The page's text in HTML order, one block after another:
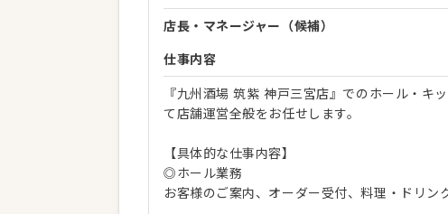
店長・マネージャー（候補）
仕事内容
『九州酒場 筑紫 神戸三宮店』でのホール・キ
て店舗運営全般をお任せします。
【具体的な仕事内容】
◎ホール業務
お客様のご案内、オーダー受付、料理・ドリン